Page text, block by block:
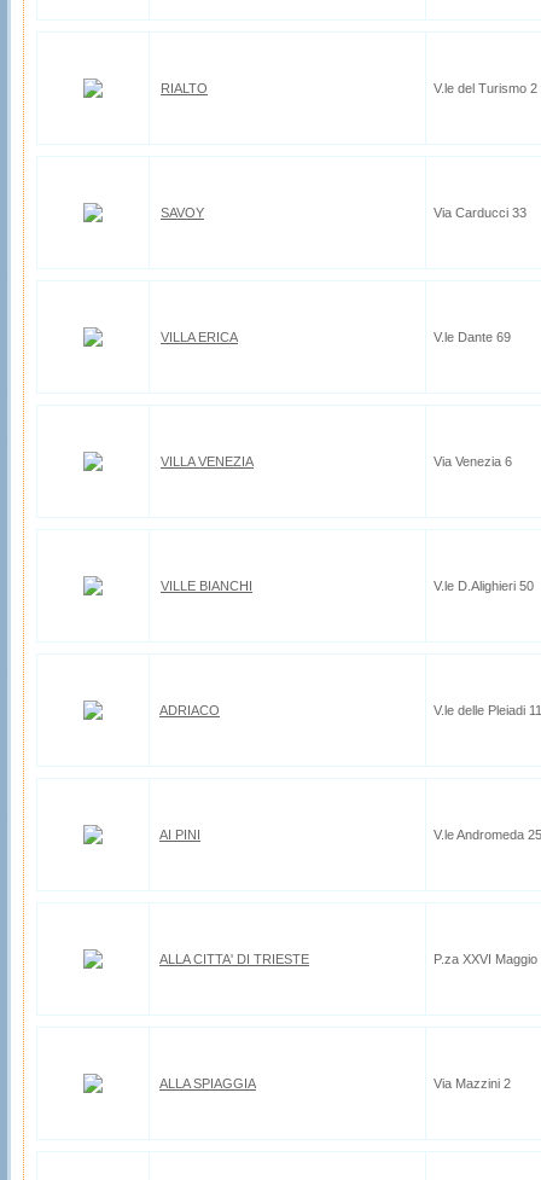
RIALTO V.le del Turismo
SAVOY Via Carducci 33
VILLA ERICA V.le Dante 69
VILLA VENEZIA Via Venezia 6
VILLE BIANCHI V.le D.Alighieri 50
ADRIACO V.le delle Pleiadi
AI PINI V.le Andromeda
ALLA CITTA' DI TRIESTE P.za XXVI Maggio
ALLA SPIAGGIA Via Mazzini 2